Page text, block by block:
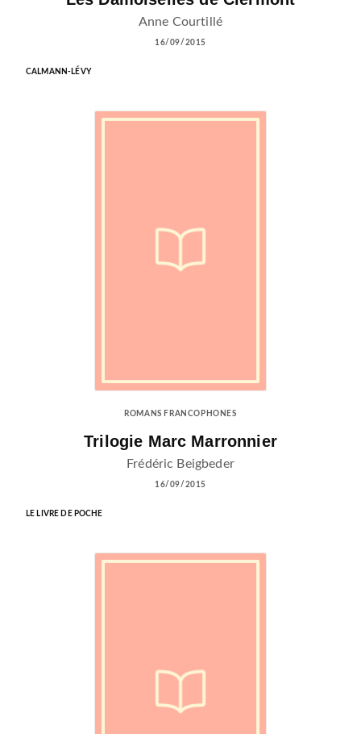
Anne Courtillé
16/09/2015
CALMANN-LÉVY
ROMANS FRANCOPHONES
Trilogie Marc Marronnier
Frédéric Beigbeder
16/09/2015
LE LIVRE DE POCHE